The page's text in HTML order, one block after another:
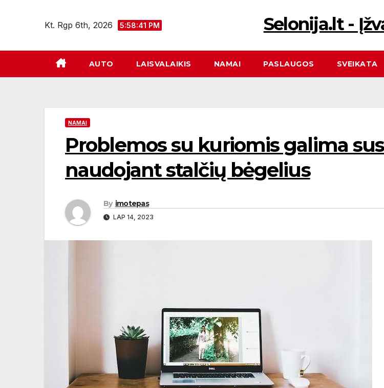
Kt. Rgp 6th, 2026 5:58:42 PM Selonija.lt -
AUTO LAISVALAIKIS NAMAI PASLAUGOS SVEIKATA
NAMAI
Problemos su kuriomis galima
naudojant stalčių bėgelius
By imotepas
LAP 14, 2023